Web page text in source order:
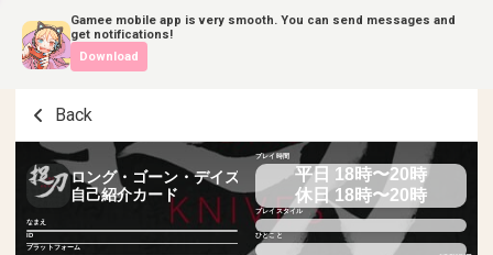
Gamee mobile app is very smooth. You can send messages and
get notifications!
Download
Back
ロング・ゴーン・デイズ
自己紹介カード
なまえ
ID
プラットフォーム
プレイ時間
平日 18時〜20時
休日 18時〜20時
プレイスタイル
ひとこと